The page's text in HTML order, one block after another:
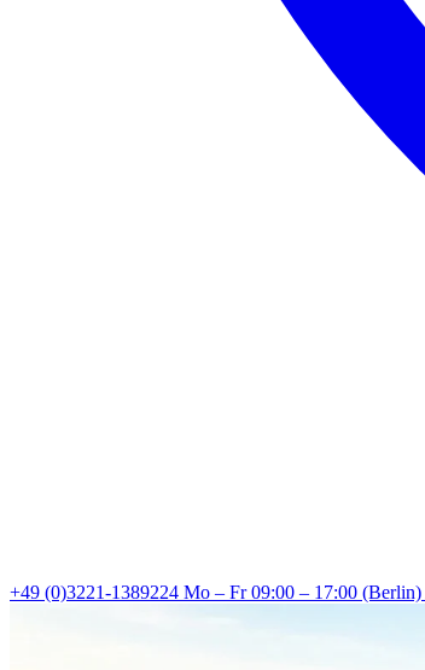
+49 (0)3221-1389224 Mo – Fr 09:00 – 17:00 (Berlin)